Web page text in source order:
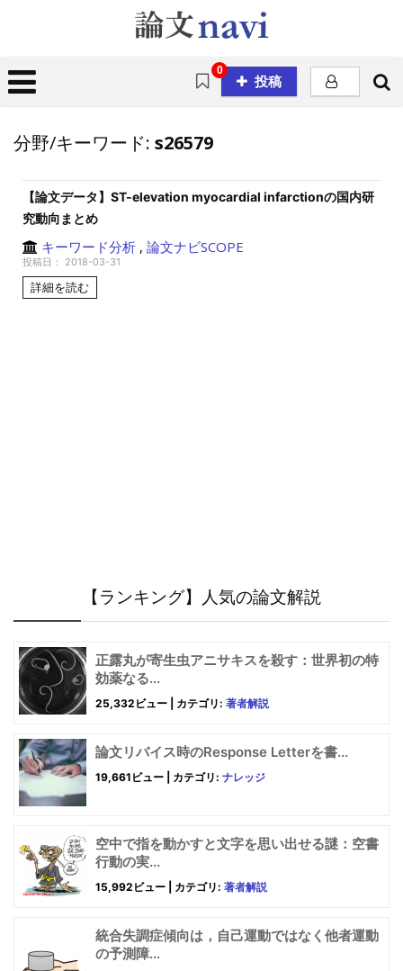
投稿
0
分野/キーワード: s26579
【論文データ】ST-elevation myocardial infarctionの国内研
究動向まとめ
キーワード分析 , 論文ナビSCOPE
投稿日： 2018-03-31
詳細を読む
【ランキング】人気の論文解説
正露丸が寄生虫アニサキスを殺す：世界初の特
効薬なる...
25,332ビュー カテゴリ: 著者解説
論文リバイス時のResponse Letterを書...
19,661ビュー カテゴリ: ナレッジ
空中で指を動かすと文字を思い出せる謎：空書
行動の実...
15,992ビュー カテゴリ: 著者解説
統合失調症傾向は，自己運動ではなく他者運動
の予測障...